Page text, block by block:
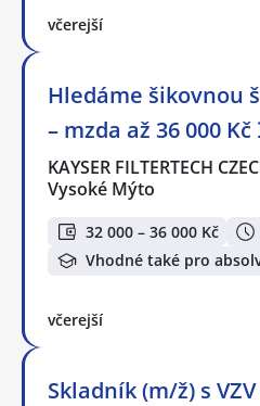
včerejší
Hledáme šikovnou
– mzda až 36 000 Kč
KAYSER FILTERTECH
Vysoké Mýto
32 000 – 36 000 Kč
Vhodné také pro
včerejší
Skladník (m/ž) s